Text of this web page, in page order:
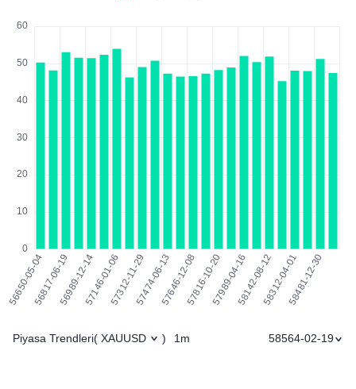
Piyasa Trendleri( XAUUSD ) 1m 58564-02-19